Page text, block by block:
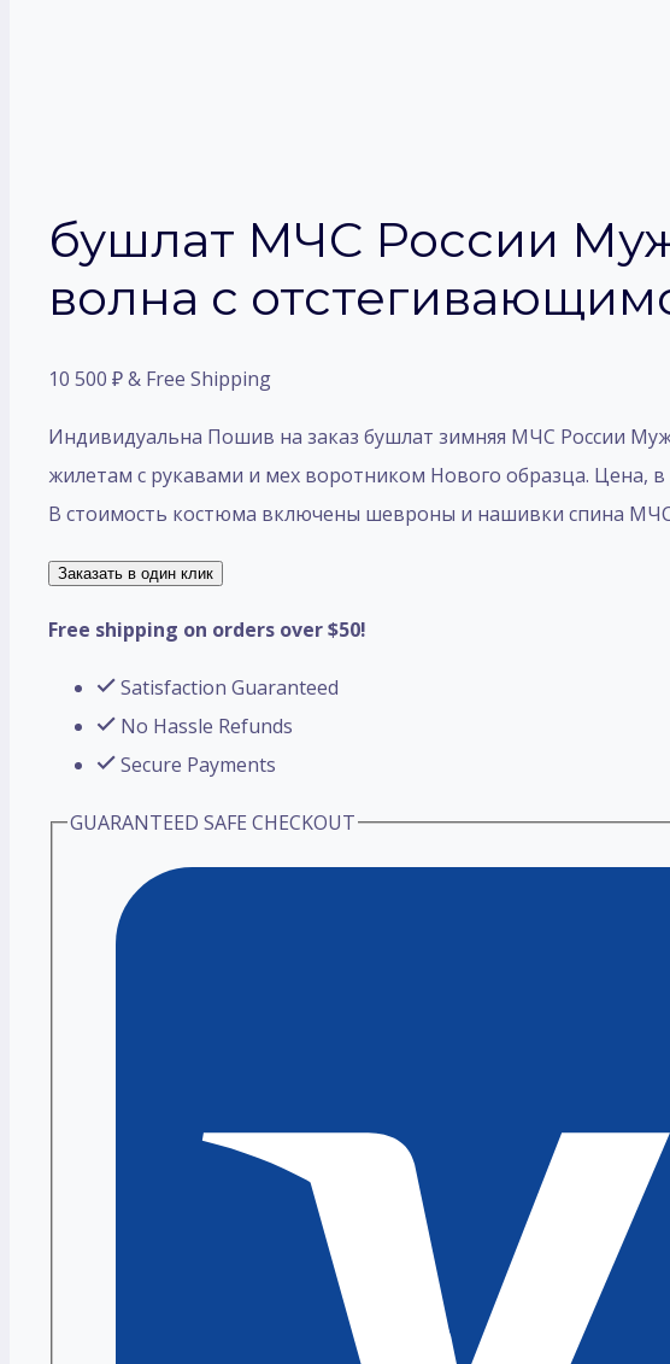
бушлат МЧС России
волна с
10 500 ₽& Free Shipping
Индивидуальна Пошив на заказ бушлат зимняя МЧС России
жилетам с рукавами и мех воротником Нового образца. Цена,
В стоимость костюма включены шевроны и нашивки спина
Заказать в один клик
Free shipping on orders over $50!
Satisfaction Guaranteed
No Hassle Refunds
Secure Payments
GUARANTEED SAFE CHECKOUT